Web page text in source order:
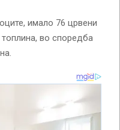
имало 76 црвени
во споредба